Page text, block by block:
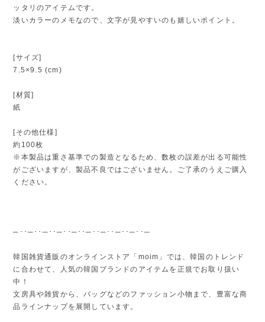
ッタリのアイテムです。
淡いカラーのメモなので、文字が見やすいのも嬉しいポイント。
[サイズ]
7.5×9.5 (cm)
[材質]
紙
[その他仕様]
約100枚
※本製品は重さ基準での製造となるため、数枚の誤差が出る可能性
がございますが、製品不良ではございません。ご了承のうえご購入
ください。
─･･─･･─･･─･･─･･─･･─･･─･･─･･─
韓国雑貨通販のオンラインストア「moim」では、韓国のトレンド
に合わせて、人気の韓国ブランドのアイテムを正規でお取り扱い
中！
文房具や雑貨から、バッグなどのファッション小物まで、豊富な商
品ラインナップを展開しています。